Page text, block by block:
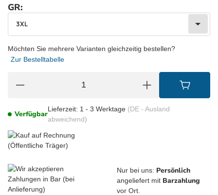
GR:
3XL
Möchten Sie mehrere Varianten gleichzeitig bestellen?
Zur Bestelltabelle
Verfügbar
Lieferzeit: 1 - 3 Werktage (DE - Ausland
abweichend)
Nur bei uns: Persönlich
angeliefert mit Barzahlung
vor Ort.